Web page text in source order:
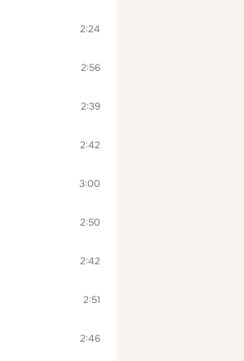
2:24
2:56
2:39
2:42
3:00
2:50
2:42
2:51
2:46